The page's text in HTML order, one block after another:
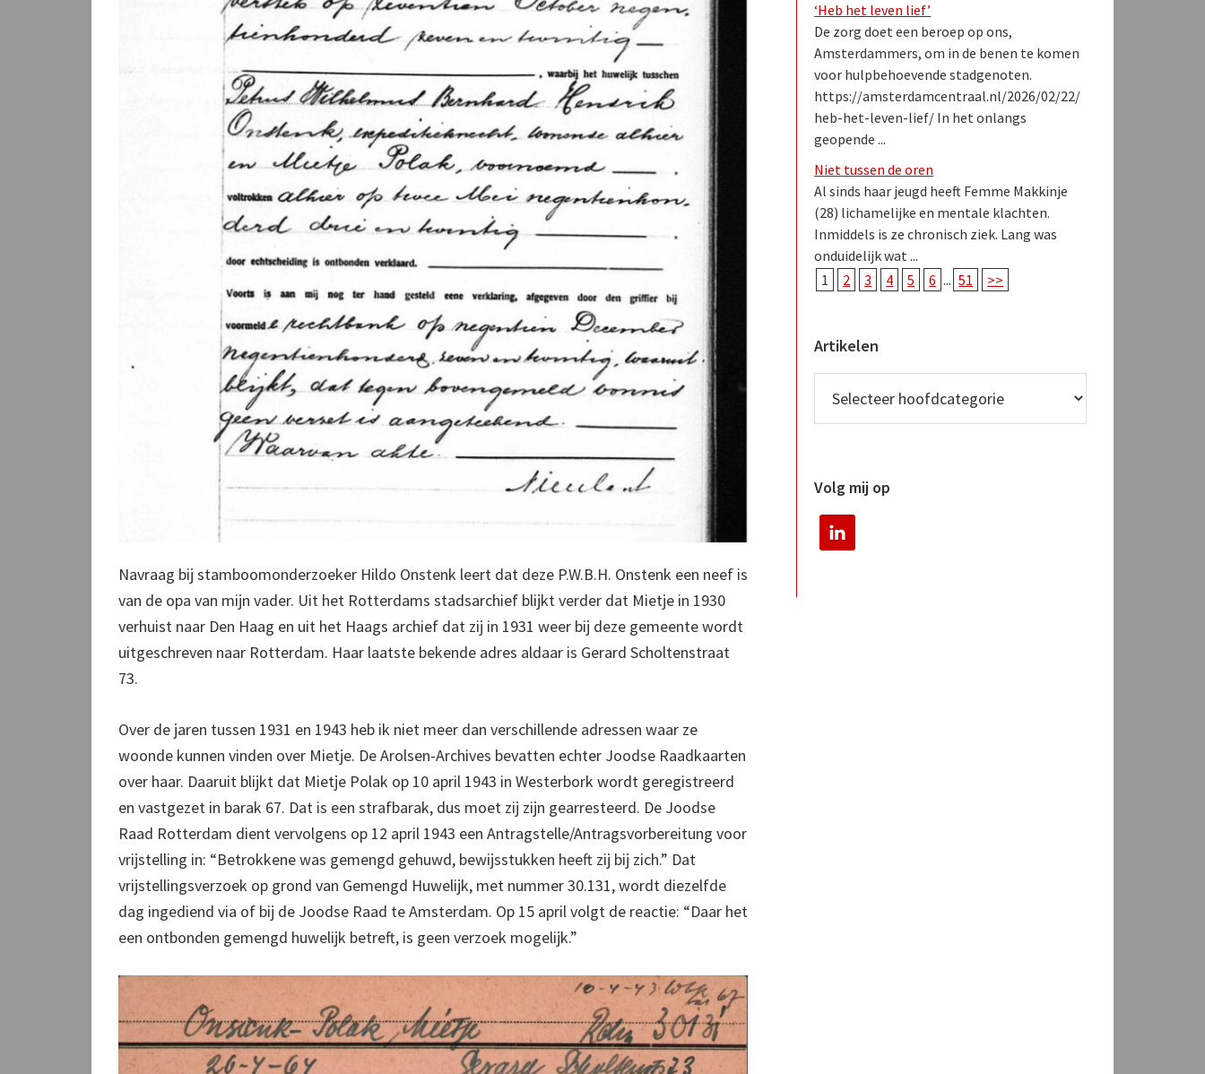
Navraag bij stamboomonderzoeker Hildo Onstenk leert dat deze P.W.B.H. Onstenk een neef is
van de opa van mijn vader. Uit het Rotterdams stadsarchief blijkt verder dat Mietje in 1930
verhuist naar Den Haag en uit het Haags archief dat zij in 1931 weer bij deze gemeente wordt
uitgeschreven naar Rotterdam. Haar laatste bekende adres aldaar is Gerard Scholtenstraat
73.
Over de jaren tussen 1931 en 1943 heb ik niet meer dan verschillende adressen waar ze
woonde kunnen vinden over Mietje. De Arolsen-Archives bevatten echter Joodse Raadkaarten
over haar. Daaruit blijkt dat Mietje Polak op 10 april 1943 in Westerbork wordt geregistreerd
en vastgezet in barak 67. Dat is een strafbarak, dus moet zij zijn gearresteerd. De Joodse
Raad Rotterdam dient vervolgens op 12 april 1943 een Antragstelle/Antragsvorbereitung voor
vrijstelling in: “Betrokkene was gemengd gehuwd, bewijsstukken heeft zij bij zich.” Dat
vrijstellingsverzoek op grond van Gemengd Huwelijk, met nummer 30.131, wordt diezelfde
dag ingediend via of bij de Joodse Raad te Amsterdam. Op 15 april volgt de reactie: “Daar het
een ontbonden gemengd huwelijk betreft, is geen verzoek mogelijk.”
‘Heb het leven lief’
De zorg doet een beroep op ons,
Amsterdammers, om in de benen te komen
voor hulpbehoevende stadgenoten.
https://amsterdamcentraal.nl/2026/02/22/
heb-het-leven-lief/ In het onlangs
geopende ...
Niet tussen de oren
Al sinds haar jeugd heeft Femme Makkinje
(28) lichamelijke en mentale klachten.
Inmiddels is ze chronisch ziek. Lang was
onduidelijk wat ...
1
2 3 4 5 6 ... 51 >>
Artikelen
Volg mij op